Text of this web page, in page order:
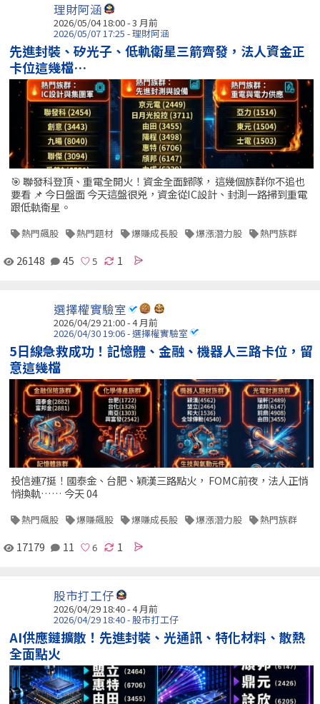
理財阿涵
2026/05/04 18:00 - 3 月前
2026/05/07 17:25 - 理財阿涵
先進封裝、矽光子、低軌衛星三箭齊發，法人資金正
卡位這幾檔…
🎯 聯發科登頂、重電全開火！資金全面歸隊， 這幾個族群你不追也
要看 📌 今日盤面 今天這盤很兇，資金從IC設計、封測一路掃到重電
跟低軌衛星。
熱門飆股 熱門題材 爆賺成長股 爆漲潛力股 熱門族群
26148 45 1
選擇權實驗室
2026/04/29 21:00 - 4 月前
2026/04/30 19:06 - 選擇權實驗室
5日線急救成功！記憶體、金融、機器人三路卡位，留
意這幾檔
投信連7挺！國泰金、台肥、穎漢三路點火， FOMC前夜，法人正悄
悄換軌…… 今天 04
熱門飆股 爆賺飆股 爆賺成長股 爆漲潛力股 熱門族群
17179 11 1
股市打工仔
2026/04/29 18:40 - 4 月前
2026/04/29 18:40 - 股市打工仔
AI供應鏈擴散！先進封裝、光通訊、特化材料、散熱
全面點火